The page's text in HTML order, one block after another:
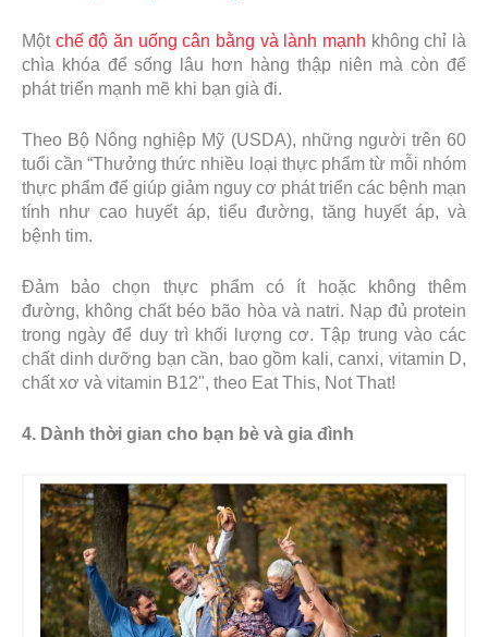
Một chế độ ăn uống cân bằng và lành mạnh không chỉ là
chìa khóa để sống lâu hơn hàng thập niên mà còn để
phát triển mạnh mẽ khi bạn già đi.
Theo Bộ Nông nghiệp Mỹ (USDA), những người trên 60
tuổi cần “Thưởng thức nhiều loại thực phẩm từ mỗi nhóm
thực phẩm để giúp giảm nguy cơ phát triển các bệnh mạn
tính như cao huyết áp, tiểu đường, tăng huyết áp, và
bệnh tim.
Đảm bảo chọn thực phẩm có ít hoặc không thêm
đường, không chất béo bão hòa và natri. Nạp đủ protein
trong ngày để duy trì khối lượng cơ. Tập trung vào các
chất dinh dưỡng bạn cần, bao gồm kali, canxi, vitamin D,
chất xơ và vitamin B12", theo Eat This, Not That!
4. Dành thời gian cho bạn bè và gia đình